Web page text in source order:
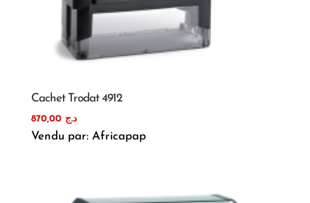
Cachet Trodat 4912
د.ج 870,00
Vendu par: Africapap